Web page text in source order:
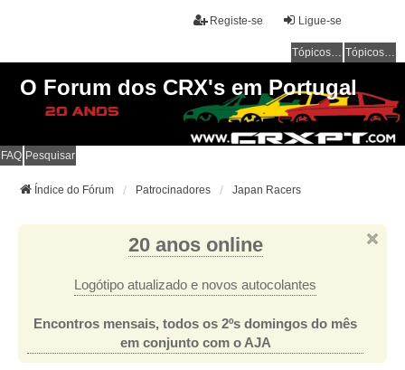
Ligue-se
Registe-se
Tópicos sem resposta Tópicos ativos
O Forum dos CRX's em Portugal
FAQ Pesquisar
Índice do Fórum Patrocinadores Japan Racers
20 anos online
Logótipo atualizado e novos autocolantes
Encontros mensais, todos os 2ºs domingos do mês
em conjunto com o AJA